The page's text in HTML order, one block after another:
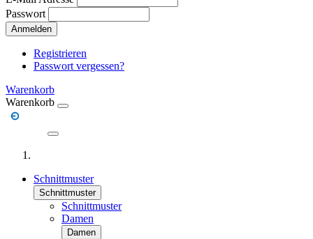
Passwort
Anmelden
Registrieren
Passwort vergessen?
Warenkorb
Warenkorb
Schnittmuster
Schnittmuster
Schnittmuster
Damen
Damen